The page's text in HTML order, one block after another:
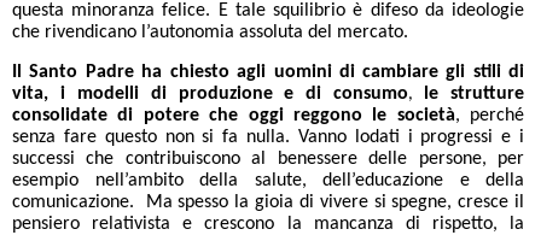
questa minoranza felice. E tale squilibrio è difeso da ideologie
che rivendicano l’autonomia assoluta del mercato.
Il Santo Padre ha chiesto agli uomini di cambiare gli stili di
vita, i modelli di produzione e di consumo,
le strutture
consolidate di potere che oggi reggono le società, perché
senza fare questo non si fa nulla. Vanno lodati i progressi e i
successi che contribuiscono al benessere delle persone, per
esempio nell’ambito della salute, dell’educazione e della
comunicazione. Ma spesso la gioia di vivere si spegne, cresce il
pensiero relativista e crescono la mancanza di rispetto, la